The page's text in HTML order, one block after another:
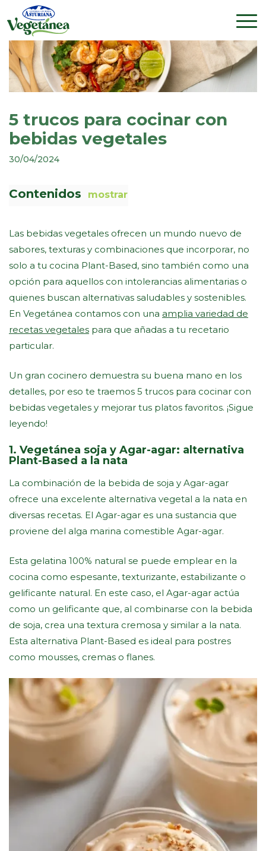
5 trucos para cocinar con
bebidas vegetales
30/04/2024
Contenidos mostrar
Las bebidas vegetales ofrecen un mundo nuevo de
sabores, texturas y combinaciones que incorporar, no
solo a tu cocina Plant-Based, sino también como una
opción para aquellos con intolerancias alimentarias o
quienes buscan alternativas saludables y sostenibles.
En Vegetánea contamos con una amplia variedad de
recetas vegetales para que añadas a tu recetario
particular.
Un gran cocinero demuestra su buena mano en los
detalles, por eso te traemos 5 trucos para cocinar con
bebidas vegetales y mejorar tus platos favoritos. ¡Sigue
leyendo!
1. Vegetánea soja y Agar-agar: alternativa
Plant-Based a la nata
La combinación de la bebida de soja y Agar-agar
ofrece una excelente alternativa vegetal a la nata en
diversas recetas. El Agar-agar es una sustancia que
proviene del alga marina comestible Agar-agar.
Esta gelatina 100% natural se puede emplear en la
cocina como espesante, texturizante, estabilizante o
gelificante natural. En este caso, el Agar-agar actúa
como un gelificante que, al combinarse con la bebida
de soja, crea una textura cremosa y similar a la nata.
Esta alternativa Plant-Based es ideal para postres
como mousses, cremas o flanes.